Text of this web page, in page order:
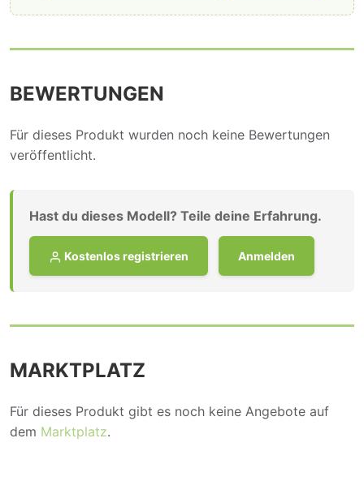
BEWERTUNGEN
Für dieses Produkt wurden noch keine Bewertungen
veröffentlicht.
Hast du dieses Modell? Teile deine Erfahrung.
Kostenlos registrieren Anmelden
MARKTPLATZ
Für dieses Produkt gibt es noch keine Angebote auf
dem Marktplatz.